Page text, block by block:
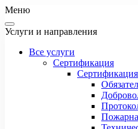
Меню
Услуги и направления
Все услуги
Сертификация